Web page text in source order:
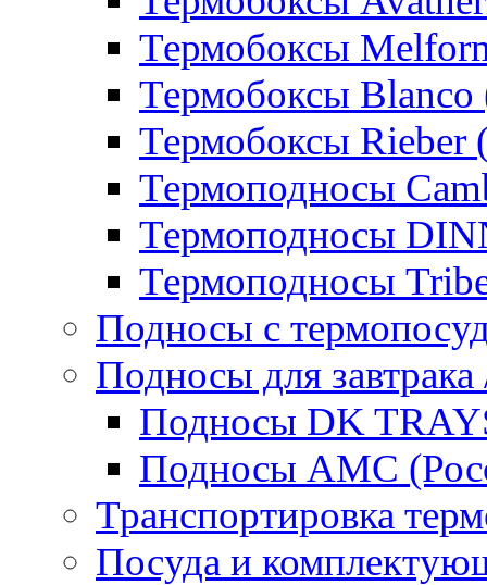
Термобоксы
Термобоксы Blanco
Термобоксы Rieber
Термоподносы
Термоподносы
Термоподносы
Подносы с
Подносы для завтрака
Подносы DK
Подносы AMC
Транспортировка
Посуда и